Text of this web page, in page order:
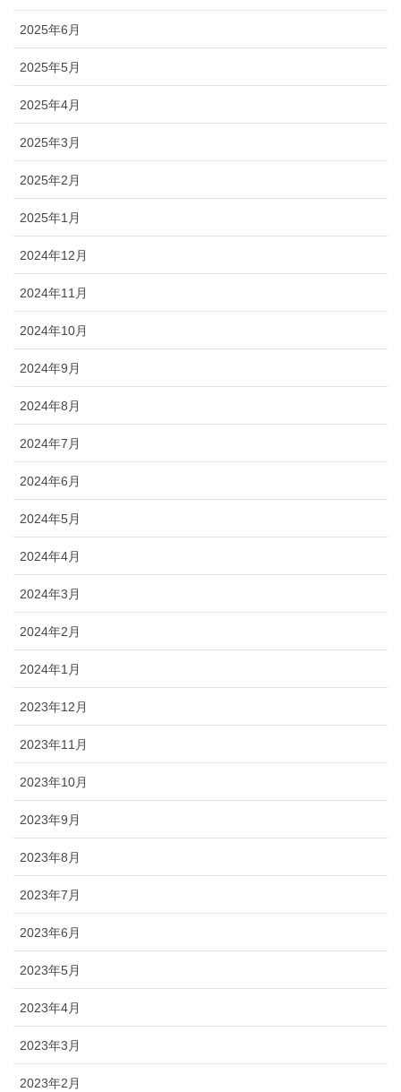
2025年6月
2025年5月
2025年4月
2025年3月
2025年2月
2025年1月
2024年12月
2024年11月
2024年10月
2024年9月
2024年8月
2024年7月
2024年6月
2024年5月
2024年4月
2024年3月
2024年2月
2024年1月
2023年12月
2023年11月
2023年10月
2023年9月
2023年8月
2023年7月
2023年6月
2023年5月
2023年4月
2023年3月
2023年2月